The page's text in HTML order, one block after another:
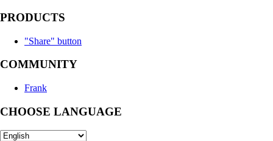
PRODUCTS
"Share" button
COMMUNITY
Frank
CHOOSE LANGUAGE